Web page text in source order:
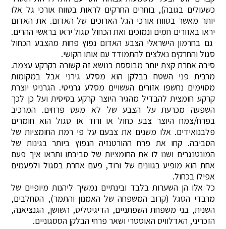
כשעולים בגובה), בוחרים החרקים לראות בטווח אורכי גל אלו
יותר מאשר בטווח אורכי הגל הארוכים של האדום. את האדום
יראו באזורים חמים ונמוכים ואת הכחול סגול יראו בראשי ההרים.
גם בחרמון הישראלי הצבע האדום נפוץ פחות מהצבע הכחול
סגול והחרקים נאלצים להתמודד עם אותו הקושי.
סיבה אחרת קצת יותר מבוססת בנושא זה קשורה בקרקע עצמה.
מרבית פני השטח בבלקן הוא מסלע גירני אבל במקומות
מסוימים נחשפו אזורים העשויים מסלע גרניטי. הגרניט יוצרת
קרקע חומצית להבדיל מהגיר היוצר קרקע בסיסית ועל כן לכך
השפעה מכרעת על הצבע של לא מעט פרחים. המרכיב
בפרח/צמח היוצר צבע כחול או ורוד או סגול הוא חומרים
פלבנואידים. אלו משנים את צבעם על פי רמת החומציות של
הסביבה. קחו את פרח ההורטנזיה הנפוץ ביותר בגינות של
המונטנגרים ושנו לו את החומציות של סביבתו ותראו איך פעם
אחת הוא מופיע בגוונים של ורוד, פעם אחרת בסגול ולפעמים
אפילו בכחול.
כל אלו הן השערות בלבד ובינתיים נמשיך ליהנות מיופיים של
מרבדי הסגל (קרוב המשפחה של האמנון והתמר), הסחלבים,
השנית, בני משפחת השפתניים, הדיגיטליס, השושן, הגנציאנה,
הזכריני, האדלוויס האוסטרי ושאר פרחי הבלקן הססגוניים.